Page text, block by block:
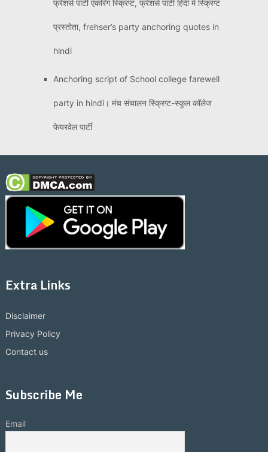
फ्रेशर्स पार्टी एंकरिंग स्क्रिप्ट, फ्रेशर्स पार्टी हिंदी में स्क्रिप्ट
प्रस्तोता, frehser’s party anchoring quotes in
hindi
Anchoring script of School college farewell
party in hindi। मंच संचालन स्क्रिप्ट-स्कूल कॉलेज
फेयरवेल पार्टी
Extra Links
Disclaimer
Privacy Policy
Contact us
Subscribe Me
Email